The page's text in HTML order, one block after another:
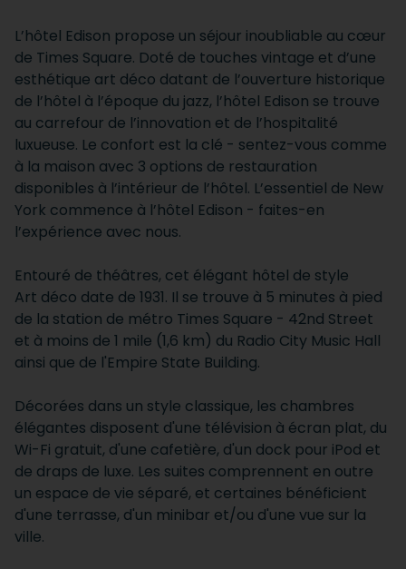
L’hôtel Edison propose un séjour inoubliable au cœur
de Times Square. Doté de touches vintage et d’une
esthétique art déco datant de l’ouverture historique
de l’hôtel à l’époque du jazz, l’hôtel Edison se trouve
au carrefour de l’innovation et de l’hospitalité
luxueuse. Le confort est la clé - sentez-vous comme
à la maison avec 3 options de restauration
disponibles à l’intérieur de l’hôtel. L’essentiel de New
York commence à l’hôtel Edison - faites-en
l’expérience avec nous.
Entouré de théâtres, cet élégant hôtel de style
Art déco date de 1931. Il se trouve à 5 minutes à pied
de la station de métro Times Square - 42nd Street
et à moins de 1 mile (1,6 km) du Radio City Music Hall
ainsi que de l'Empire State Building.
Décorées dans un style classique, les chambres
élégantes disposent d'une télévision à écran plat, du
Wi-Fi gratuit, d'une cafetière, d'un dock pour iPod et
de draps de luxe. Les suites comprennent en outre
un espace de vie séparé, et certaines bénéficient
d'une terrasse, d'un minibar et/ou d'une vue sur la
ville.